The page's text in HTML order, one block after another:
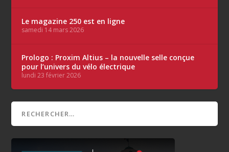
Le magazine 250 est en ligne
samedi 14 mars 2026
Prologo : Proxim Altius – la nouvelle selle conçue
pour l’univers du vélo électrique
lundi 23 février 2026